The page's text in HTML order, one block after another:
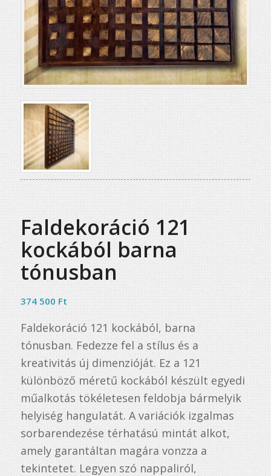
Faldekoráció 121
kockából barna
tónusban
374 500 Ft
Faldekoráció 121 kockából, barna
tónusban. Fedezze fel a stílus és a
kreativitás új dimenzióját. Ez a 121
különböző méretű kockából készült egyedi
műalkotás tökéletesen feldobja bármelyik
helyiség hangulatát. A variációk izgalmas
sorbarendezése térhatású mintát alkot,
amely garantáltan magára vonzza a
tekintetet. Legyen szó nappaliról,